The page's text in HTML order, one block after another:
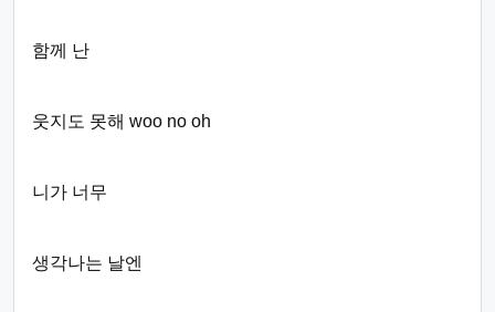
함께 난
웃지도 못해 woo no oh
니가 너무
생각나는 날엔